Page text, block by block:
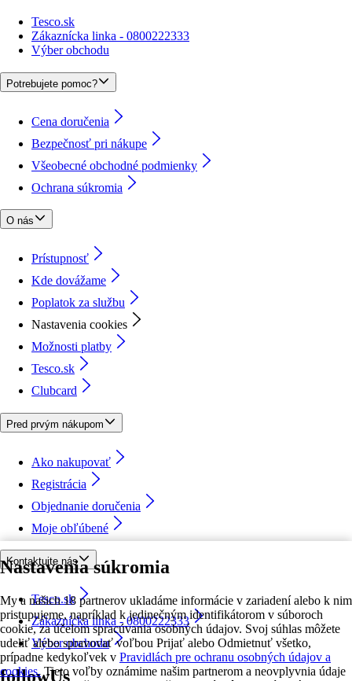
Nastavenia súkromia
My a našich 18 partnerov ukladáme informácie v zariadení alebo k nim
pristupujeme, napríklad k jedinečným identifikátorom v súboroch
cookie, za účelom spracúvania osobných údajov. Svoj súhlas môžete
udeliť alebo spravovať voľbou Prijať alebo Odmietnuť všetko,
prípadne kedykoľvek v Pravidlách pre ochranu osobných údajov a
cookies. Tieto voľby oznámime našim partnerom a neovplyvnia údaje
Tesco.sk
Zákaznícka linka - 0800222333
Výber obchodu
Potrebujete pomoc?
Cena doručenia
Bezpečnosť pri nákupe
Všeobecné obchodné podmienky
Ochrana súkromia
O nás
Prístupnosť
Kde dovážame
Poplatok za službu
Nastavenia cookies
Možnosti platby
Tesco.sk
Clubcard
Pred prvým nákupom
Ako nakupovať
Registrácia
Objednanie doručenia
Moje obľúbené
Kontaktujte nás
Tesco.sk
Zákaznícka linka - 0800222333
Výber obchodu
followUs